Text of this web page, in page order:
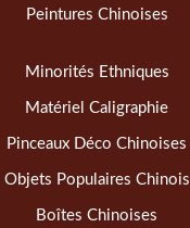
Peintures Chinoises
Minorités Ethniques
Matériel Caligraphie
Pinceaux Déco Chinoises
Objets Populaires Chinois
Boîtes Chinoises